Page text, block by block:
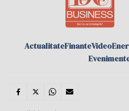
ActualitateFinanteVideo